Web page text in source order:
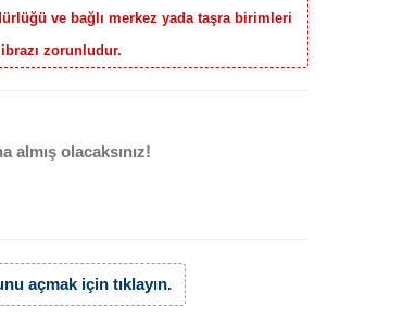
ve bağlı merkez yada taşra birimleri
zorunludur.
almış olacaksınız!
açmak için tıklayın.